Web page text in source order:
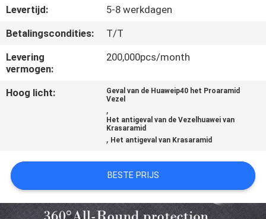
NEEM
CONTACT
MET
ONS
OP
GEVALLEN
NEWS
Levertijd:
5-8 werkdagen
Betalingscondities:
T/T
Levering
vermogen:
200,000pcs/month
Hoog licht:
Geval van de Huaweip40 het Proaramid
Vezel
,
Het antigeval van de Vezelhuawei van
Krasaramid
, Het antigeval van Krasaramid
BESTE PRIJS